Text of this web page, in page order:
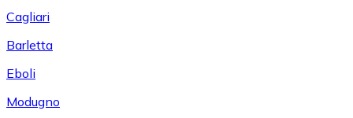
Cagliari
Barletta
Eboli
Modugno